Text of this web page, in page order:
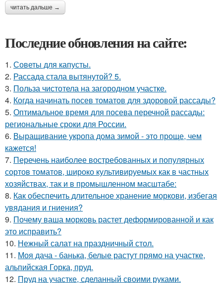
читать дальше →
Последние обновления на сайте:
1. Советы для капусты.
2. Рассада стала вытянутой? 5.
3. Польза чистотела на загородном участке.
4. Когда начинать посев томатов для здоровой рассады?
5. Оптимальное время для посева перечной рассады:
региональные сроки для России.
6. Выращивание укропа дома зимой - это проще, чем
кажется!
7. Перечень наиболее востребованных и популярных
сортов томатов, широко культивируемых как в частных
хозяйствах, так и в промышленном масштабе:
8. Как обеспечить длительное хранение моркови, избегая
увядания и гниения?
9. Почему ваша морковь растет деформированной и как
это исправить?
10. Нежный салат на праздничный стол.
11. Моя дача - банька, белые растут прямо на участке,
альпийская Горка, пруд.
12. Пруд на участке, сделанный своими руками.